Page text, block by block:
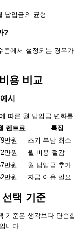
납입금의 균형
?
준에서 설정되는 경우
용 비교
시
따른 월 납입금 변화
렌트료
특징
만원
초기 부담 최소
만원
월 비용 절감
만원
월 납입금 추가
만원 자금 여유 필요
택 기준
기준은 생각보다 단
니다.